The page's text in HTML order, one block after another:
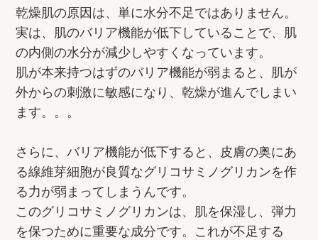
乾燥肌の原因は、単に水分不足ではありません。
実は、肌のバリア機能が低下していることで、肌
の内側の水分が減少しやすくなっています。
肌が本来持つはずのバリア機能が弱まると、肌が
外からの刺激に敏感になり、乾燥が進んでしまい
ます。。。
さらに、バリア機能が低下すると、皮膚の奥にあ
る線維芽細胞が良質なグリコサミノグリカンを作
る力が弱まってしまうんです。
このグリコサミノグリカンは、肌を保湿し、弾力
を保つために重要な成分です。これが不足する